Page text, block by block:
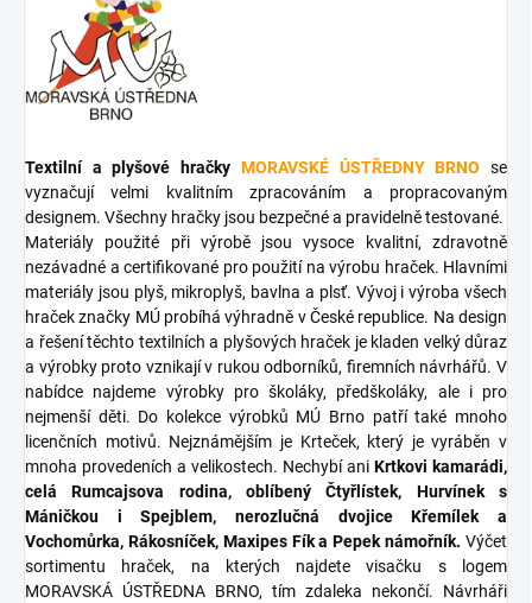
Textilní a plyšové hračky MORAVSKÉ ÚSTŘEDNY BRNO se
vyznačují velmi kvalitním zpracováním a propracovaným
designem. Všechny hračky jsou bezpečné a pravidelně testované.
Materiály použité při výrobě jsou vysoce kvalitní, zdravotně
nezávadné a certifikované pro použití na výrobu hraček. Hlavními
materiály jsou plyš, mikroplyš, bavlna a plsť. Vývoj i výroba všech
hraček značky MÚ probíhá výhradně v České republice. Na design
a řešení těchto textilních a plyšových hraček je kladen velký důraz
a výrobky proto vznikají v rukou odborníků, firemních návrhářů. V
nabídce najdeme výrobky pro školáky, předškoláky, ale i pro
nejmenší děti. Do kolekce výrobků MÚ Brno patří také mnoho
licenčních motivů. Nejznámějším je Krteček, který je vyráběn v
mnoha provedeních a velikostech. Nechybí ani Krtkovi kamarádi,
celá Rumcajsova rodina, oblíbený Čtyřlístek, Hurvínek s
Máničkou i Spejblem, nerozlučná dvojice Křemílek a
Vochomůrka, Rákosníček, Maxipes Fík a Pepek námořník. Výčet
sortimentu hraček, na kterých najdete visačku s logem
MORAVSKÁ ÚSTŘEDNA BRNO, tím zdaleka nekončí. Návrháři